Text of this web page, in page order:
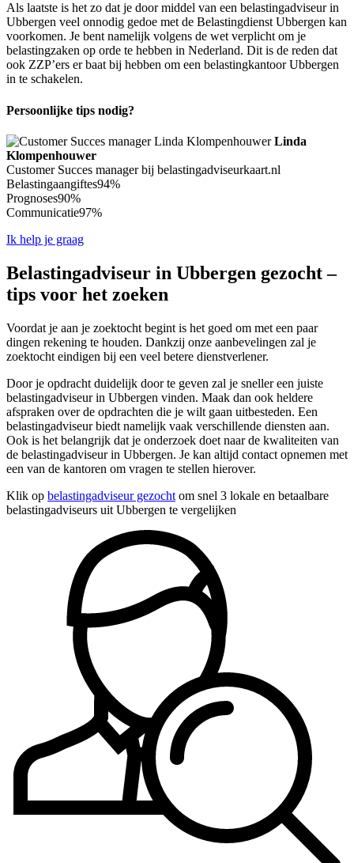
Als laatste is het zo dat je door middel van een belastingadviseur in
Ubbergen veel onnodig gedoe met de Belastingdienst Ubbergen kan
voorkomen. Je bent namelijk volgens de wet verplicht om je
belastingzaken op orde te hebben in Nederland. Dit is de reden dat
ook ZZP’ers er baat bij hebben om een belastingkantoor Ubbergen
in te schakelen.
Persoonlijke tips nodig?
Linda
Klompenhouwer
Customer Succes manager bij belastingadviseurkaart.nl
Belastingaangiftes94%
Prognoses90%
Communicatie97%
Ik help je graag
Belastingadviseur in Ubbergen gezocht –
tips voor het zoeken
Voordat je aan je zoektocht begint is het goed om met een paar
dingen rekening te houden. Dankzij onze aanbevelingen zal je
zoektocht eindigen bij een veel betere dienstverlener.
Door je opdracht duidelijk door te geven zal je sneller een juiste
belastingadviseur in Ubbergen vinden. Maak dan ook heldere
afspraken over de opdrachten die je wilt gaan uitbesteden. Een
belastingadviseur biedt namelijk vaak verschillende diensten aan.
Ook is het belangrijk dat je onderzoek doet naar de kwaliteiten van
de belastingadviseur in Ubbergen. Je kan altijd contact opnemen met
een van de kantoren om vragen te stellen hierover.
Klik op belastingadviseur gezocht om snel 3 lokale en betaalbare
belastingadviseurs uit Ubbergen te vergelijken